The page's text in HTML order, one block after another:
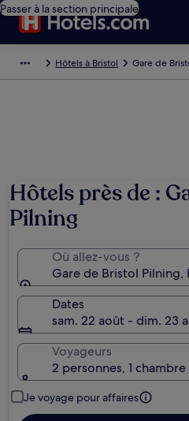
Passer à la section principale
Hôtels à Bristol Gare de
Hôtels près de :
Pilning
Où allez-vous ?
Gare de Bristol
Dates
sam. 22 août - dim. 23
Voyageurs
2 personnes, 1 chambre
Je voyage pour affaires